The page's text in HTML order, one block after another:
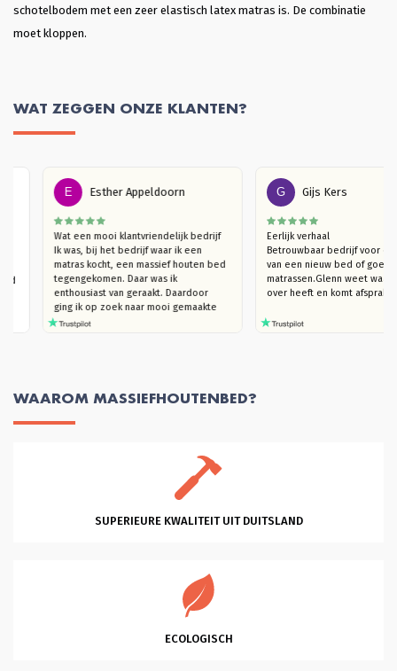
schotelbodem met een zeer elastisch latex matras is. De combinatie
moet kloppen.
WAT ZEGGEN ONZE KLANTEN?
vind
E Esther Appeldoorn
Wat een mooi klantvriendelijk bedrijf
Ik was, bij het bedrijf waar ik een
matras kocht, een massief houten bed
tegengekomen. Daar was ik
enthousiast van geraakt. Daardoor
ging ik op zoek naar mooi gemaakte
houten bedden (die niet kraken). Ik
te ervaren. Ik trof een heel plezierige
verkoper Glenn die, hoera, je echt de
tijd geeft om rond te kijken en heel
totdat je helemaal achter je keuze kan
staan. Dat vond ik heel plezierig en
klantvriendelijk. Ik kon slagen met een
gekocht die heel coulant eerder
professionele hulp en vriendelijkheid
en klantgerichtheid, eentje die ik
zelden tegenkom. Heel Fijn. Succes
G Gijs Kers
Eerlijk verhaal
Betrouwbaar bedrijf
van een nieuw bed of
matrassen.Glenn weet
over heeft en komt
WAAROM MASSIEFHOUTENBED?
SUPERIEURE KWALITEIT UIT DUITSLAND
ECOLOGISCH